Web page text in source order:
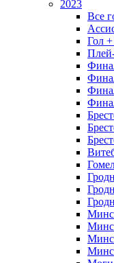
2023
Все
Гол